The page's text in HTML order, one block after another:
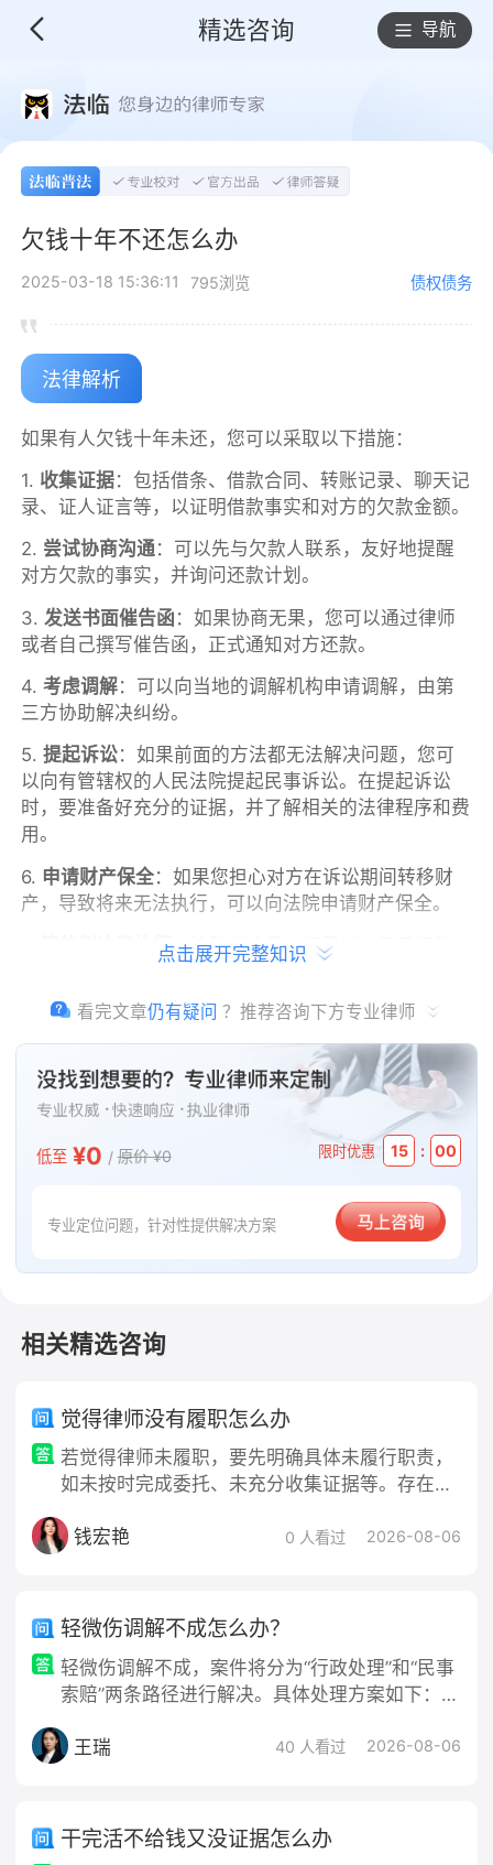
精选咨询 导航
欠钱十年不还怎么办
2025-03-18 15:36:11 795浏览 债权债务
法律解析
点击展开完整知识
如果有人欠钱十年未还，您可以采取以下措施：
1. 收集证据：包括借条、借款合同、转账记录、聊天记
录、证人证言等，以证明借款事实和对方的欠款金额。
2. 尝试协商沟通：可以先与欠款人联系，友好地提醒
对方欠款的事实，并询问还款计划。
3.发送书面催告函 ：如果协商无果，您可以通过律师
或者自己撰写催告函，正式通知对方还款。
4.考虑调解：可以向当地的调解机构申请调解，由第
三方协助解决纠纷。
5.提起诉讼：如果前面的方法都无法解决问题，您可
以向有管辖权的人民法院提起民事诉讼。在提起诉讼
时，要准备好充分的证据，并了解相关的法律程序和费
用。
6. 申请财产保全：如果您担心对方在诉讼期间转移财
产，导致将来无法执行，可以向法院申请财产保全。
等待判决和执行：法院判决后，如果对方仍不还款，
要注意诉讼时效的问题，一般民事权利的诉讼时效期间
为三年，但如果您能够证明在这十年间有向对方主张过
权利，或者对方曾经承诺还款等，诉讼时效可能会中
断，重新计算。
《中华人民共和国民法典》 第五百七十七条，当事人一方不履行
行合同义务的，对方可以在履行期限届满前请求其承担违约责任。
临平台的立场。如有任何疑问或需要删除请通过
联系我们。
时咨询律师，获取专业解答。
看完文章仍有疑问 ？推荐咨询下方专业律师
低至 ¥69.9 /1小时 限时优惠 15 : 00
相关精选咨询
觉得律师没有履职怎么办
若觉得律师未履职，要先明确具体未履行职责，
如未按时完成委托、未充分收集证据等。存在过
会会调查处理。也可考虑解除委托合同并要求退
不利。
钱宏艳 0 人看过 2026-08-06
轻微伤调解不成怎么办？
轻微伤调解不成，案件将分为“行政处理”和“民事
索赔”两条路径进行解决。具体处理方案如下：
处理依据：轻微伤虽不构成刑事犯罪，但属于
果：公安机关会依法对打人者进行行政处罚，通
常包括行政拘留（5-10日）和罚款（200-500
王瑞 40 人看过 2026-08-06
干完活不给钱又没证据怎么办